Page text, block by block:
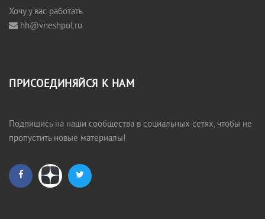
Хочу у вас работать
hh@vneshpol.ru
ПРИСОЕДИНЯЙСЯ К НАМ
Подпишись на наши сообщества в социальных сетях, чтобы не
пропустить новые материалы!